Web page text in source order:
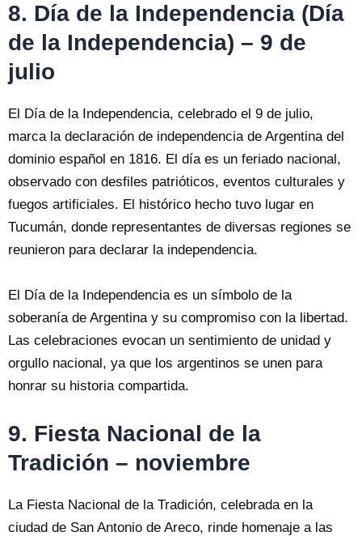
8. Día de la Independencia (Día
de la Independencia) – 9 de
julio
El Día de la Independencia, celebrado el 9 de julio,
marca la declaración de independencia de Argentina del
dominio español en 1816. El día es un feriado nacional,
observado con desfiles patrióticos, eventos culturales y
fuegos artificiales. El histórico hecho tuvo lugar en
Tucumán, donde representantes de diversas regiones se
reunieron para declarar la independencia.
El Día de la Independencia es un símbolo de la
soberanía de Argentina y su compromiso con la libertad.
Las celebraciones evocan un sentimiento de unidad y
orgullo nacional, ya que los argentinos se unen para
honrar su historia compartida.
9. Fiesta Nacional de la
Tradición – noviembre
La Fiesta Nacional de la Tradición, celebrada en la
ciudad de San Antonio de Areco, rinde homenaje a las